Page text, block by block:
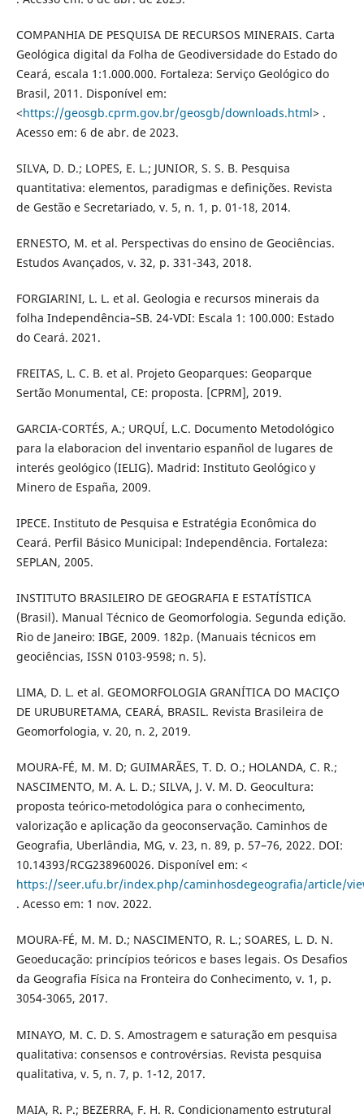
COMPANHIA DE PESQUISA DE RECURSOS MINERAIS. Carta
Geológica digital da Folha de Geodiversidade do Estado do
Ceará, escala 1:1.000.000. Fortaleza: Serviço Geológico do
Brasil, 2011. Disponível em:
<https://geosgb.cprm.gov.br/geosgb/downloads.html> .
Acesso em: 6 de abr. de 2023.
SILVA, D. D.; LOPES, E. L.; JUNIOR, S. S. B. Pesquisa
quantitativa: elementos, paradigmas e definições. Revista
de Gestão e Secretariado, v. 5, n. 1, p. 01-18, 2014.
ERNESTO, M. et al. Perspectivas do ensino de Geociências.
Estudos Avançados, v. 32, p. 331-343, 2018.
FORGIARINI, L. L. et al. Geologia e recursos minerais da
folha Independência–SB. 24-VDI: Escala 1: 100.000: Estado
do Ceará. 2021.
FREITAS, L. C. B. et al. Projeto Geoparques: Geoparque
Sertão Monumental, CE: proposta. [CPRM], 2019.
GARCIA-CORTÉS, A.; URQUÍ, L.C. Documento Metodológico
para la elaboracion del inventario espanñol de lugares de
interés geológico (IELIG). Madrid: Instituto Geológico y
Minero de España, 2009.
IPECE. Instituto de Pesquisa e Estratégia Econômica do
Ceará. Perfil Básico Municipal: Independência. Fortaleza:
SEPLAN, 2005.
INSTITUTO BRASILEIRO DE GEOGRAFIA E ESTATÍSTICA
(Brasil). Manual Técnico de Geomorfologia. Segunda edição.
Rio de Janeiro: IBGE, 2009. 182p. (Manuais técnicos em
geociências, ISSN 0103-9598; n. 5).
LIMA, D. L. et al. GEOMORFOLOGIA GRANÍTICA DO MACIÇO
DE URUBURETAMA, CEARÁ, BRASIL. Revista Brasileira de
Geomorfologia, v. 20, n. 2, 2019.
MOURA-FÉ, M. M. D; GUIMARÃES, T. D. O.; HOLANDA, C. R.;
NASCIMENTO, M. A. L. D.; SILVA, J. V. M. D. Geocultura:
proposta teórico-metodológica para o conhecimento,
valorização e aplicação da geoconservação. Caminhos de
Geografia, Uberlândia, MG, v. 23, n. 89, p. 57–76, 2022. DOI:
10.14393/RCG238960026. Disponível em: <
https://seer.ufu.br/index.php/caminhosdegeografia/article/
. Acesso em: 1 nov. 2022.
MOURA-FÉ, M. M. D.; NASCIMENTO, R. L.; SOARES, L. D. N.
Geoeducação: princípios teóricos e bases legais. Os Desafios
da Geografia Física na Fronteira do Conhecimento, v. 1, p.
3054-3065, 2017.
MINAYO, M. C. D. S. Amostragem e saturação em pesquisa
qualitativa: consensos e controvérsias. Revista pesquisa
qualitativa, v. 5, n. 7, p. 1-12, 2017.
MAIA, R. P.; BEZERRA, F. H. R. Condicionamento estrutural